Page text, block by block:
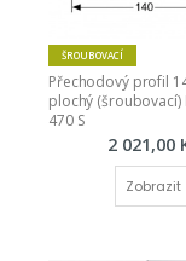
ŠROUBOVACÍ
Přechodový profil
plochý (šroubovací)
470 S
2 021,00
Zobrazit